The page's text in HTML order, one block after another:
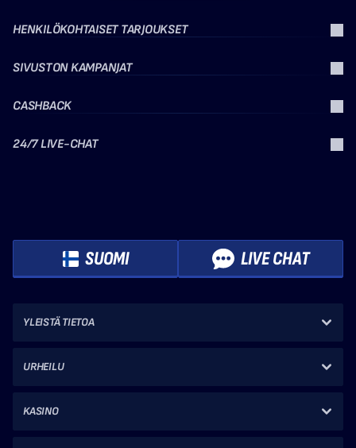
HENKILÖKOHTAISET TARJOUKSET
SIVUSTON KAMPANJAT
CASHBACK
24/7 LIVE-CHAT
SUOMI LIVE CHAT
YLEISTÄ TIETOA
URHEILU
KASINO